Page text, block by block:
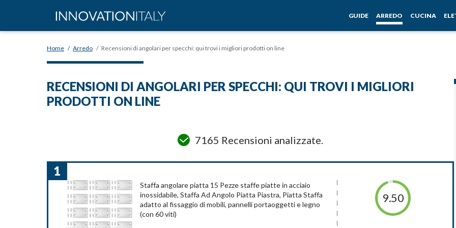
GUIDE ARREDO CUCINA
Home / Arredo / Recensioni di angolari per specchi: qui trovi i migliori prodotti on line
RECENSIONI DI ANGOLARI PER SPECCHI: QUI TROVI I MIGLIORI
PRODOTTI ON LINE
7165 Recensioni analizzate.
1
Staffa angolare piatta 15 Pezze staffe piatte in acciaio
inossidabile, Staffa Ad Angolo Piatta Piastra, Piatta Staffa
adatto al fissaggio di mobili, pannelli portaoggetti e legno
(con 60 viti)
9.50